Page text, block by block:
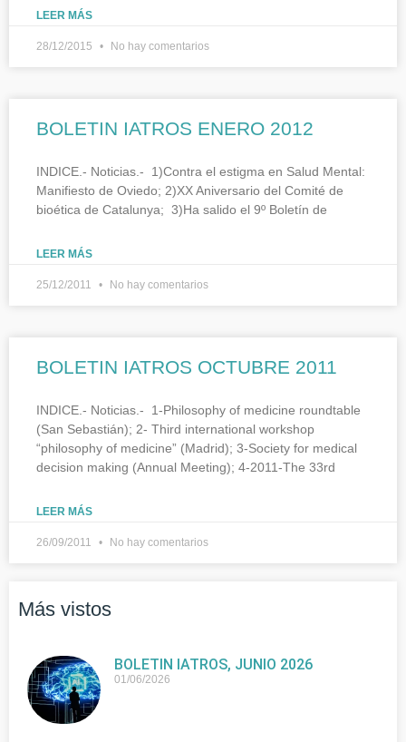
LEER MÁS
28/12/2015 No hay comentarios
BOLETIN IATROS ENERO 2012
INDICE.- Noticias.- 1)Contra el estigma en Salud Mental:
Manifiesto de Oviedo; 2)XX Aniversario del Comité de
bioética de Catalunya; 3)Ha salido el 9º Boletín de
LEER MÁS
25/12/2011 No hay comentarios
BOLETIN IATROS OCTUBRE 2011
INDICE.- Noticias.- 1-Philosophy of medicine roundtable
(San Sebastián); 2- Third international workshop
“philosophy of medicine” (Madrid); 3-Society for medical
decision making (Annual Meeting); 4-2011-The 33rd
LEER MÁS
26/09/2011 No hay comentarios
Más vistos
BOLETIN IATROS, JUNIO 2026
01/06/2026